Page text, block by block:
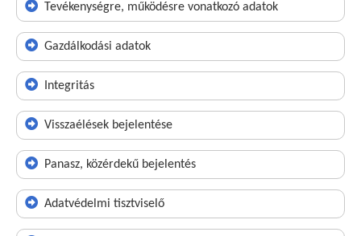
Tevékenységre, működésre vonatkozó adatok
Gazdálkodási adatok
Integritás
Visszaélések bejelentése
Panasz, közérdekű bejelentés
Adatvédelmi tisztviselő